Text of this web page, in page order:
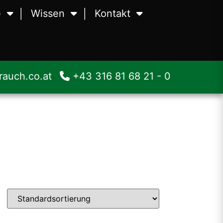
Wissen
Zerstäubungstechnik
Lebensmittelmaschinen
Kontakt
Team
Jobs
+43 316 81 68 21 - 0